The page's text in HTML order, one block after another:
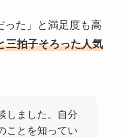
った」と満足度も高
三拍子そろった人気
しました。自分
ことを知ってい